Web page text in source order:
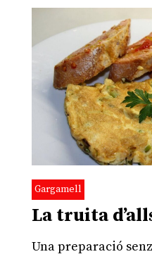
Gargamell
La truita
Una preparació